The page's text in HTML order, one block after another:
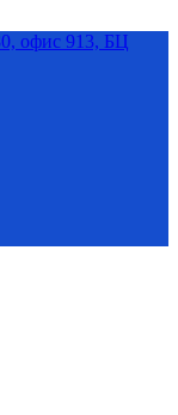
офис 913, БЦ